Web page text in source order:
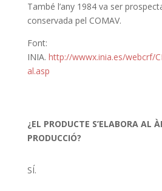
També l’any 1984 va ser
conservada pel COMAV.
Font:
INIA. http://wwwx.inia.es/webcrf/
al.asp
¿EL PRODUCTE S’ELABORA AL
PRODUCCIÓ?
SÍ.